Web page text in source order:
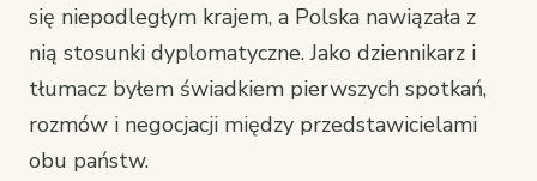
się niepodległym krajem, a Polska nawiązała z
nią stosunki dyplomatyczne. Jako dziennikarz i
tłumacz byłem świadkiem pierwszych spotkań,
rozmów i negocjacji między przedstawicielami
obu państw.